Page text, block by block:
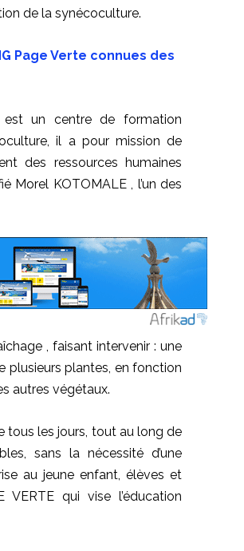
de la synécoculture.
Page Verte connues des
est un centre de formation
il a pour mission de
des ressources humaines
Morel KOTOMALE , l’un des
, faisant intervenir : une
plusieurs plantes, en fonction
autres végétaux.
tous les jours, tout au long de
sans la nécessité d’une
au jeune enfant, élèves et
qui vise l’éducation